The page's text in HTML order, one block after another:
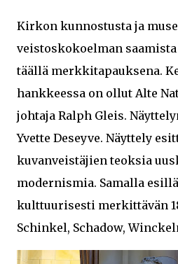
Kirkon kunnostusta ja
veistoskokoelman
täällä merkkitapauksena.
hankkeessa on ollut Alte
johtaja Ralph Gleis.
Yvette Deseyve. Näyttely
kuvanveistäjien teoksia
modernismia. Samalla
kulttuurisesti merkittävän
Schinkel, Schadow,